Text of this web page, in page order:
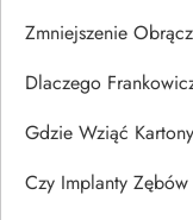
Zmniejszenie
Dlaczego
Gdzie Wziąć
Czy Implanty